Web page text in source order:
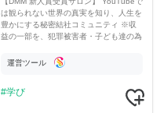
は観られない世界の真実を知り、人生を
豊かにする秘密結社コミュニティ ※収
益の一部を、犯罪被害者・子ども達の為
す運営ツール
学び